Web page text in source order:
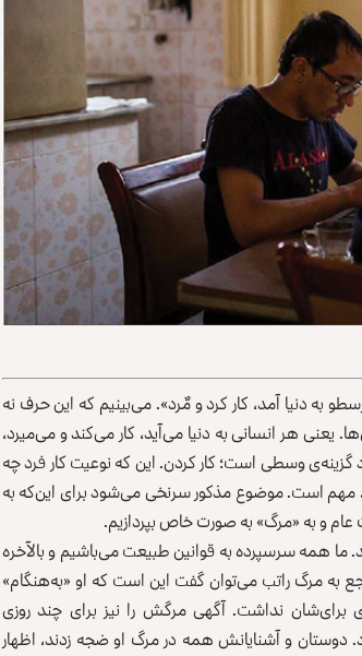
به دنیا آمد، کار کرد و مٌرد». می‌بینیم که این حرف نه
یعنی هر انسانی به دنیا می‌آید، کار می‌کند و می‌میرد،
وسطی است؛ کار کردن. این که نوعیت کار فرد چه
مهم است. موضوع مذکور سرنخی می‌شود برای این‌که به
و به «مرگ» به صورت خاص بپردازیم.
ما همه سرسپرده به قوانین طبیعت می‌باشیم و بالآخره
به مرگ راتب می‌توان گفت این است که او «به‌هنگام»
برای‌شان نداشت. آگهی مرگش را نیز برای چند روزی
و آشنایانش همه در مرگ او ضجه زدند، اظهار